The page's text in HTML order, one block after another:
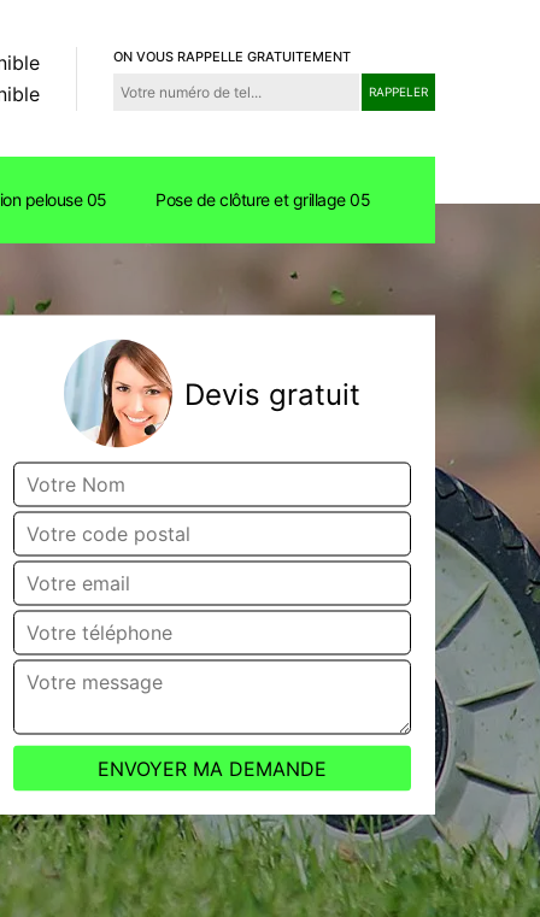
ON VOUS RAPPELLE GRATUITEMENT
pelouse 05 Pose de clôture et grillage 05
Devis gratuit